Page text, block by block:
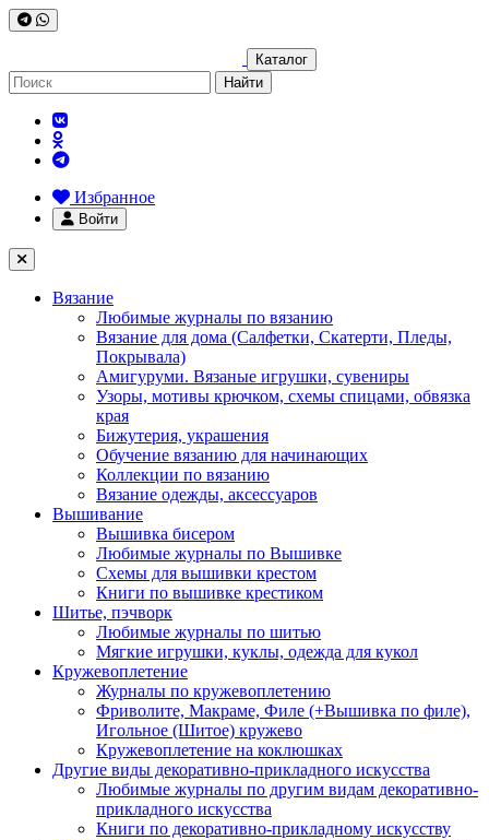
Каталог
Найти
Избранное
Войти
Вязание
Любимые журналы по вязанию
Вязание для дома (Салфетки, Скатерти, Пледы,
Покрывала)
Амигуруми. Вязаные игрушки, сувениры
Узоры, мотивы крючком, схемы спицами, обвязка
края
Бижутерия, украшения
Обучение вязанию для начинающих
Коллекции по вязанию
Вязание одежды, аксессуаров
Вышивание
Вышивка бисером
Любимые журналы по Вышивке
Схемы для вышивки крестом
Книги по вышивке крестиком
Шитье, пэчворк
Любимые журналы по шитью
Мягкие игрушки, куклы, одежда для кукол
Кружевоплетение
Журналы по кружевоплетению
Фриволите, Макраме, Филе (+Вышивка по филе),
Игольное (Шитое) кружево
Кружевоплетение на коклюшках
Другие виды декоративно-прикладного искусства
Любимые журналы по другим видам декоративно-
прикладного искусства
Книги по декоративно-прикладному искусству